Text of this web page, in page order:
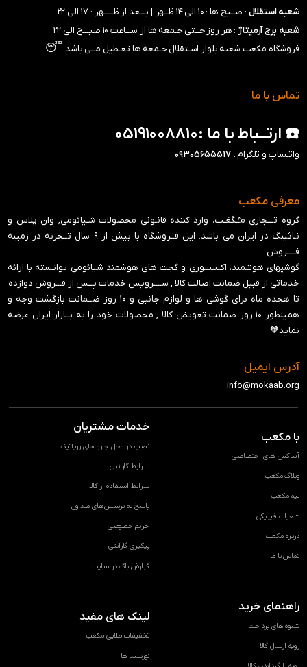
شعبه استقلال : صــبح ها : ۱۰ الی ۱۴ ظــهر |
بـــعد از ظـــــهر : ۱۷ الی ۲۲
شعبه برج آرمیتاژ : هر روز حــتی جـمعه ها از ســـاعت ۱۰ صبـــح الی ۲۲
فروشگاه مکعب شعبه بلوار اسـتقلال جـمعه ها تعـطیل مــی باشد
😴
تماس با ما
☎️ ارتــباط با ما :05191008810
واتـساپ و تلگرام : ۰۹۳۰۵۶۵۵۵۱۷
معرفی مکعب
گروه تـــجاری مـُـکَعَـب، وارد کننده قانـونی محصولات شـیائومی, وان پلاس و
نـاثینگ در ایران می باشد. این فــروشگاه با بیش از ۹ سال تــجربه در زمینه
فــــروش
گوشیهای هوشمند، اکسسوری و گجت های هوشمند شیائومی توانسته با ارائه
خدماتی از قبیل ضمانت اصالت کالا , ســــرویس خدمات پــس از فـــروش دوازده
تا هجده ماه برای گوشی ها و لوازم جانبی و ‍۱۰ روز ضــمانت بازگشت وجه و
همینطور ۱۰ روز ضمانت تعویض کالا , محصولات خود را به بــازار ایران عرضه
نماید🧡
آدرس ایمیل
info@mokaab.org
با مکعب
آنباکس های اختصاصی
وبلاگ مکعب
تیم مکعب
شعبات فیزیکی
درباره مکعب
تماس با ما
خدمات مشتریان
نصب در محل جارو های روباتیک
شرایط گارانتی
شرایط استفاده از کالا
پاسخ به پرسش‌های متداول
حریم خصوصی
پیگیری گارانتی
گزارش باگ در سایت
راهنمای خرید
شیوه های پرداخت
رویه ارسال کالا
لینک های مفید
تخفیفات طلایی مکعب
نورسید ها